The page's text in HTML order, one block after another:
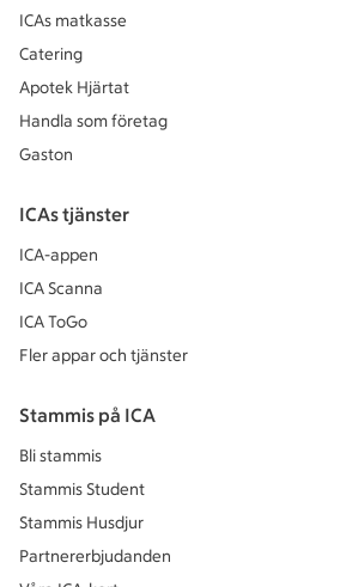
ICAs matkasse
Catering
Apotek Hjärtat
Handla som företag
Gaston
ICAs tjänster
ICA-appen
ICA Scanna
ICA ToGo
Fler appar och tjänster
Stammis på ICA
Bli stammis
Stammis Student
Stammis Husdjur
Partnererbjudanden